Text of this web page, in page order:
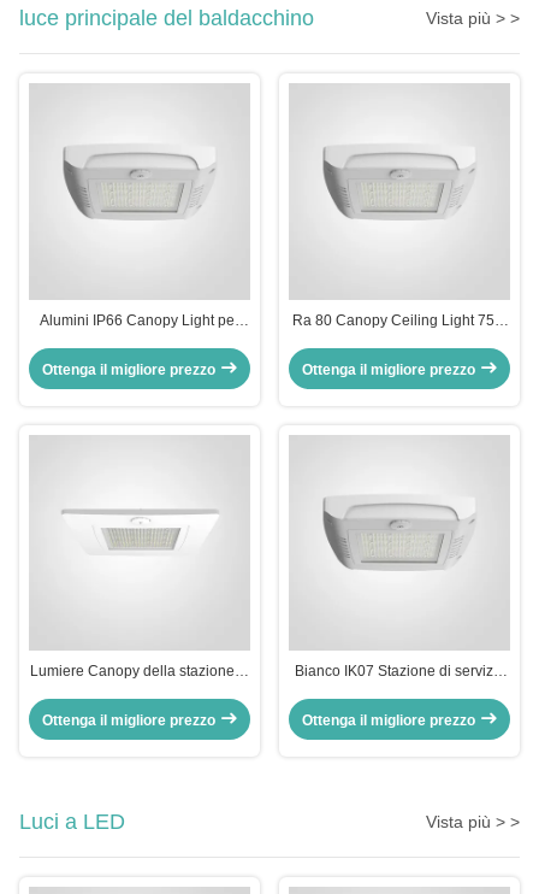
luce principale del baldacchino Vista più > >
Alumini IP66 Canopy Light per
bassa baia
Ottenga il migliore prezzo
Ra 80 Canopy Ceiling Light 75W
Canopy Lighting
Ottenga il migliore prezzo
Lumiere Canopy della stazione di
ODM Lampade Canopy LED in
Ottenga il migliore prezzo
Bianco IK07 Stazione di servizio
3000K 4000K 5000K 5700K
Ottenga il migliore prezzo
Luci a LED Vista più > >